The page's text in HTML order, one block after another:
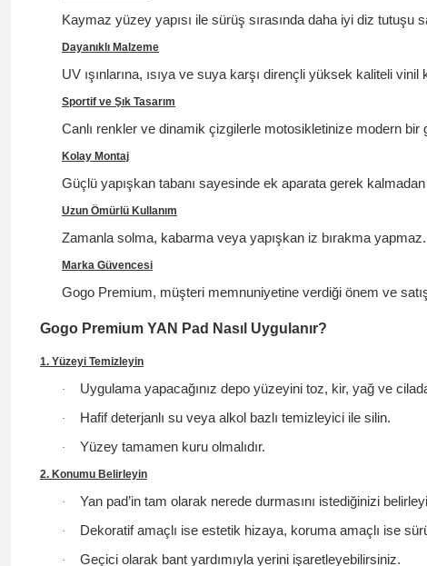
Kaymaz yüzey yapısı ile sürüş sırasında daha iyi diz tutuşu
Dayanıklı Malzeme
UV ışınlarına, ısıya ve suya karşı dirençli yüksek kaliteli vinil
Sportif ve Şık Tasarım
Canlı renkler ve dinamik çizgilerle motosikletinize modern bir
Kolay Montaj
Güçlü yapışkan tabanı sayesinde ek aparata gerek
Uzun Ömürlü Kullanım
Zamanla solma, kabarma veya yapışkan iz bırakma yapmaz.
Marka Güvencesi
Gogo Premium, müşteri memnuniyetine verdiği önem ve
Gogo Premium YAN Pad Nasıl Uygulanır?
1. Yüzeyi Temizleyin
· Uygulama yapacağınız depo yüzeyini toz, kir, yağ ve
· Hafif deterjanlı su veya alkol bazlı temizleyici ile silin.
· Yüzey tamamen kuru olmalıdır.
2. Konumu Belirleyin
· Yan pad’in tam olarak nerede durmasını istediğinizi
· Dekoratif amaçlı ise estetik hizaya, koruma amaçlı ise
· Geçici olarak bant yardımıyla yerini işaretleyebilirsiniz.